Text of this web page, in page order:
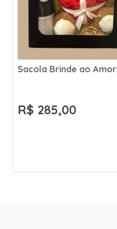
Sacola Brinde ao Amor
R$ 285,00